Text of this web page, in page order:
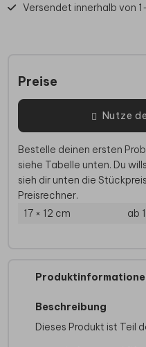
Versendet innerhalb von
Preise
Nutze
Bestelle deinen ersten
siehe Tabelle unten. Du
sieh dir unten die
Preisrechner.
17 × 12 cm
ab
Beschreibung
Dieses Produkt ist Teil